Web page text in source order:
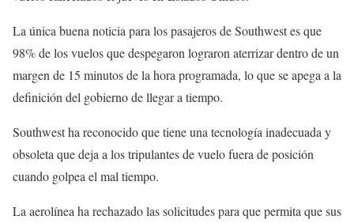
La única buena noticia para los pasajeros de Southwest es que
98% de los vuelos que despegaron lograron aterrizar dentro de un
margen de 15 minutos de la hora programada, lo que se apega a la
definición del gobierno de llegar a tiempo.
Southwest ha reconocido que tiene una tecnología inadecuada y
obsoleta que deja a los tripulantes de vuelo fuera de posición
cuando golpea el mal tiempo.
La aerolínea ha rechazado las solicitudes para que permita que sus